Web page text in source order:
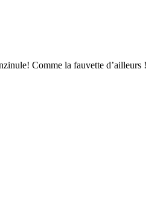
Comme la fauvette d’ailleurs !